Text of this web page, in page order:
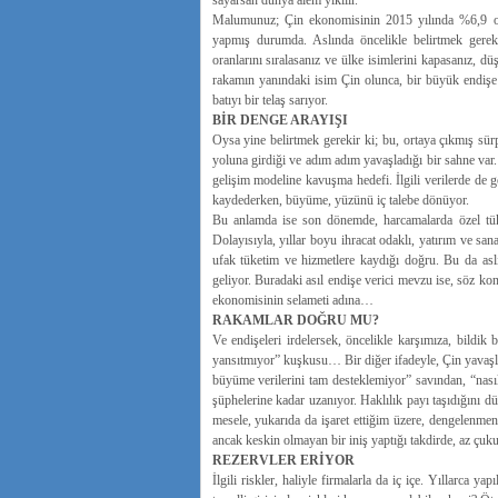
Malumunuz; Çin ekonomisinin 2015 yılında %6,9
yapmış durumda. Aslında öncelikle belirtmek
oranlarını sıralasanız ve ülke isimlerini
rakamın yanındaki isim Çin olunca, bir büyük
batıyı bir telaş sarıyor.
BİR DENGE ARAYIŞI
Oysa yine belirtmek gerekir ki; bu, ortaya çıkmış
yoluna girdiği ve adım adım yavaşladığı bir sahne
gelişim modeline kavuşma hedefi. İlgili verilerde de
kaydederken, büyüme, yüzünü iç talebe dönüyor.
Bu anlamda ise son dönemde, harcamalarda özel
Dolayısıyla, yıllar boyu ihracat odaklı, yatırım ve
ufak tüketim ve hizmetlere kaydığı doğru. Bu da
geliyor. Buradaki asıl endişe verici mevzu ise, söz
ekonomisinin selameti adına…
RAKAMLAR DOĞRU MU?
Ve endişeleri irdelersek, öncelikle karşımıza, bildik
yansıtmıyor” kuşkusu… Bir diğer ifadeyle, Çin
büyüme verilerini tam desteklemiyor” savından,
şüphelerine kadar uzanıyor. Haklılık payı
mesele, yukarıda da işaret ettiğim üzere,
ancak keskin olmayan bir iniş yaptığı takdirde, az
REZERVLER ERİYOR
İlgili riskler, haliyle firmalarla da iç içe. Yıllarca